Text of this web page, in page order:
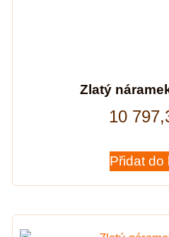
Zlatý
10
Přidat do